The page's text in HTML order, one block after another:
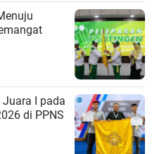
I pada
di PPNS